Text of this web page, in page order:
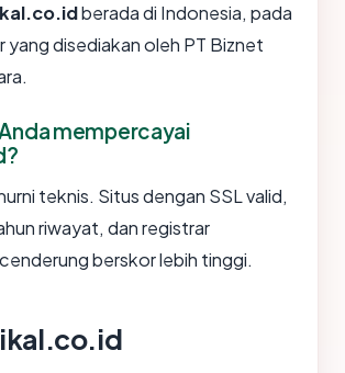
berada di Indonesia, pada
yang disediakan oleh PT Biznet
mempercayai
teknis. Situs dengan SSL valid,
riwayat, dan registrar
berskor lebih tinggi.